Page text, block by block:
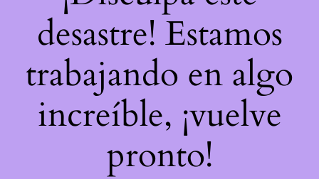
desastre! Estamos
trabajando en algo
increíble, ¡vuelve
pronto!